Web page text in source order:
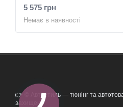
5 575 грн
Немає в наявності
👉 © Автостиль — тюнінг та
захищені.